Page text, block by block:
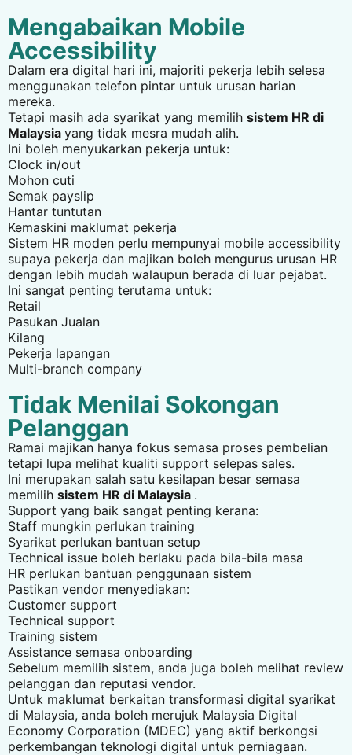
Mengabaikan Mobile
Accessibility
Dalam era digital hari ini, majoriti pekerja lebih selesa
menggunakan telefon pintar untuk urusan harian
mereka.
Tetapi masih ada syarikat yang memilih sistem HR di
Malaysia yang tidak mesra mudah alih.
Ini boleh menyukarkan pekerja untuk:
Clock in/out
Mohon cuti
Semak payslip
Hantar tuntutan
Kemaskini maklumat pekerja
Sistem HR moden perlu mempunyai mobile accessibility
supaya pekerja dan majikan boleh mengurus urusan HR
dengan lebih mudah walaupun berada di luar pejabat.
Ini sangat penting terutama untuk:
Retail
Pasukan Jualan
Kilang
Pekerja lapangan
Multi-branch company
Tidak Menilai Sokongan
Pelanggan
Ramai majikan hanya fokus semasa proses pembelian
tetapi lupa melihat kualiti support selepas sales.
Ini merupakan salah satu kesilapan besar semasa
memilih sistem HR di Malaysia .
Support yang baik sangat penting kerana:
Staff mungkin perlukan training
Syarikat perlukan bantuan setup
Technical issue boleh berlaku pada bila-bila masa
HR perlukan bantuan penggunaan sistem
Pastikan vendor menyediakan:
Customer support
Technical support
Training sistem
Assistance semasa onboarding
Sebelum memilih sistem, anda juga boleh melihat review
pelanggan dan reputasi vendor.
Untuk maklumat berkaitan transformasi digital syarikat
di Malaysia, anda boleh merujuk Malaysia Digital
Economy Corporation (MDEC) yang aktif berkongsi
perkembangan teknologi digital untuk perniagaan.